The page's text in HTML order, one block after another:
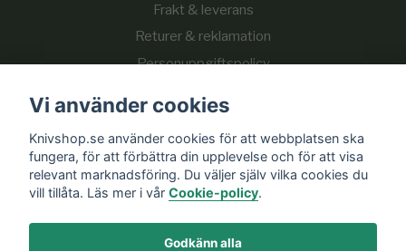
Frakt & leverans
Returer & reklamation
Personuppgiftspolicy
Sociala medier
Vi använder cookies
Knivshop.se använder cookies för att webbplatsen ska
fungera, för att förbättra din upplevelse och för att visa
relevant marknadsföring. Du väljer själv vilka cookies du
vill tillåta. Läs mer i vår Cookie-policy.
Godkänn alla